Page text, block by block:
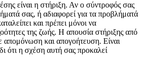
είναι η στήριξη. Αν ο σύντροφός σας
σας, ή αδιαφορεί για τα προβλήματά
και πρέπει μόνοι να
της ζωής. Η απουσία στήριξης από
απομόνωση και απογοήτευση. Είναι
ότι η σχέση αυτή σας προκαλεί